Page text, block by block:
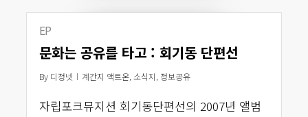
EP
문화는 공유를 타고 : 회기동 단편선
By 디정넷 계간지 액트온,소식지, 정보공유
자립포크뮤지션 회기동단편선의 2007년 앨범